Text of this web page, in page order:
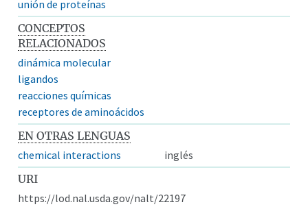
unión de proteínas
CONCEPTOS
RELACIONADOS
dinámica molecular
ligandos
reacciones químicas
receptores de aminoácidos
EN OTRAS LENGUAS
chemical interactions
inglés
URI
https://lod.nal.usda.gov/nalt/22197